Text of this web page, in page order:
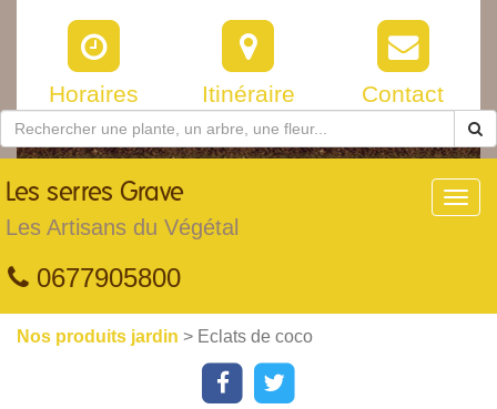
Horaires Itinéraire Contact
Les serres Grave
Les Artisans du Végétal
0677905800
Nos produits jardin > Eclats de coco